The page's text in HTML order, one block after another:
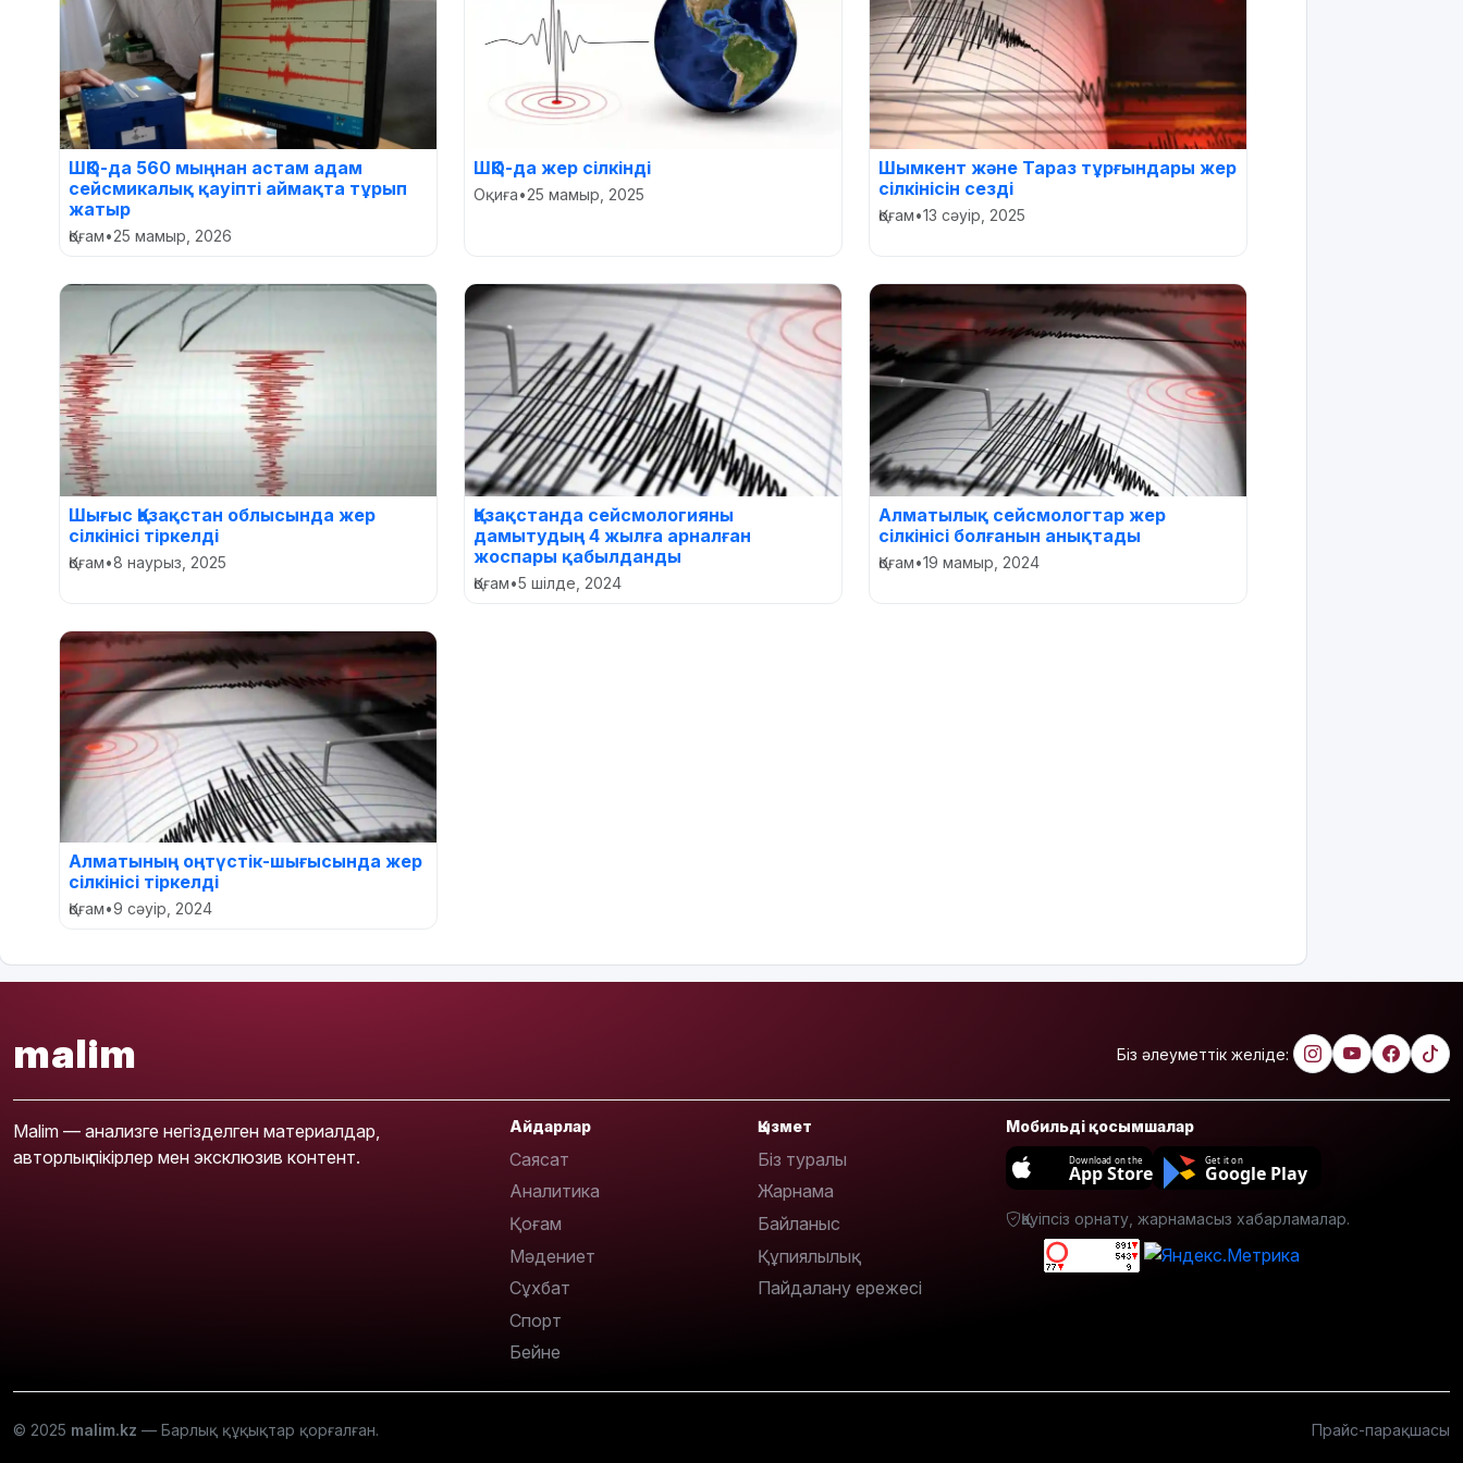
ШҚО-да 560 мыңнан астам адам
сейсмикалық қауіпті аймақта тұрып
жатыр
Қоғам•25 мамыр, 2026
ШҚО-да жер сілкінді
Оқиға•25 мамыр, 2025
Шымкент және Тараз тұрғындары жер
сілкінісін сезді
Қоғам•13 сәуір, 2025
Шығыс Қазақстан облысында жер
сілкінісі тіркелді
Қоғам•8 наурыз, 2025
Қазақстанда сейсмологияны
дамытудың 4 жылға арналған
жоспары қабылданды
Қоғам•5 шілде, 2024
Алматылық сейсмологтар жер
сілкінісі болғанын анықтады
Қоғам•19 мамыр, 2024
Алматының оңтүстік-шығысында жер
сілкінісі тіркелді
Қоғам•9 сәуір, 2024
malim Біз әлеуметтік желіде:
Malim — анализге негізделген материалдар,
авторлық пікірлер мен эксклюзив контент.
Айдарлар
Саясат
Аналитика
Қоғам
Мәдениет
Сұхбат
Спорт
Бейне
Қызмет
Біз туралы
Жарнама
Байланыс
Құпиялылық
Пайдалану ережесі
Мобильді қосымшалар
Download on the
App Store
Get it on
Google Play
Қауіпсіз орнату, жарнамасыз хабарламалар.
© 2025 malim.kz — Барлық құқықтар қорғалған. Прайс-парақшасы